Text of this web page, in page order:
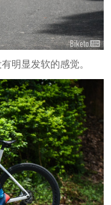
明显发软的感觉。